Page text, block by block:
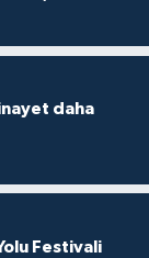
daha
Festivali